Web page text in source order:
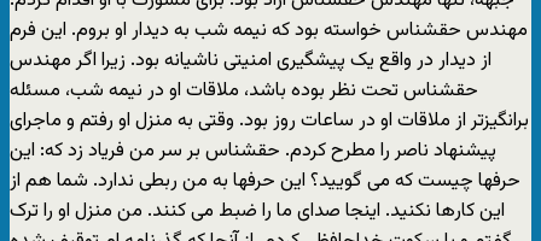
مهندس حقشناس خواسته بود که نیمه شب به دیدار او بروم. این فرم
از دیدار در واقع یک پیشگیری امنیتی ناشیانه بود. زیرا اگر مهندس
حقشناس تحت نظر بوده باشد، ملاقات او در نیمه شب، مسئله
برانگیزتر از ملاقات او در ساعات روز بود. وقتی به منزل او رفتم و ماجرای
پیشنهاد ناصر را مطرح کردم. حقشناس بر سر من فریاد زد که: این
حرفها چیست که می گویید؟ این حرفها به من ربطی ندارد. شما هم از
این کارها نکنید. اینجا صدای ما را ضبط می کنند. من منزل او را ترک